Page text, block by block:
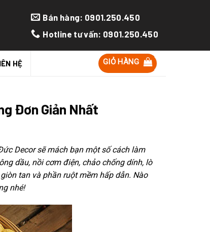
Bán hàng: 0901.250.450
Hotline tư vấn: 0901.250.450
HỆ GIỎ HÀNG
Đơn Giản Nhất
Decor sẽ mách bạn một số cách làm
dầu, nồi cơm điện, chảo chống dính, lò
tan và phần ruột mềm hấp dẫn. Nào
nhé!